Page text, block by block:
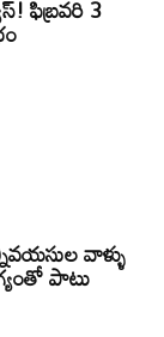
ఫిబ్రవరి 3
వాళ్ళు
పాటు